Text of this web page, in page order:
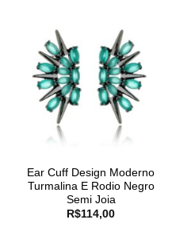
Ear Cuff Design Moderno
Turmalina E Rodio Negro
Semi Joia
R$114,00